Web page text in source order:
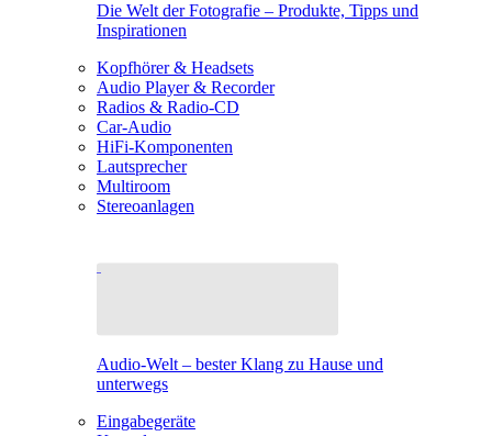
Die Welt der Fotografie – Produkte, Tipps und
Inspirationen
Kopfhörer & Headsets
Audio Player & Recorder
Radios & Radio-CD
Car-Audio
HiFi-Komponenten
Lautsprecher
Multiroom
Stereoanlagen
Audio-Welt – bester Klang zu Hause und
unterwegs
Eingabegeräte